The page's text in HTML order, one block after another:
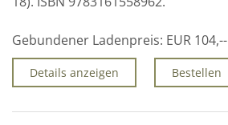
Gebundener Ladenpreis: EUR 104,--
Details anzeigen Bestellen